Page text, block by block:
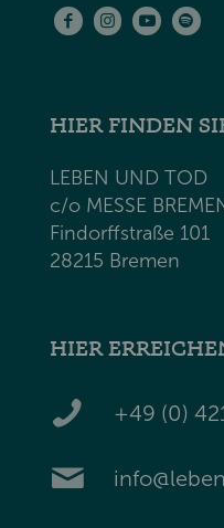
HIER FINDEN
LEBEN UND TOD
c/o MESSE
Findorffstraße 101
28215 Bremen
HIER
+49 (0)